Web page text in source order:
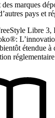
marques
pays et
Libre 3,
étendue à